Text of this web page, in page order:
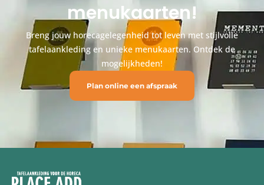
menukaarten!
Breng jouw horecagelegenheid tot leven met stijlvolle
tafelaankleding en unieke menukaarten. Ontdek de
mogelijkheden!
Plan online een afspraak